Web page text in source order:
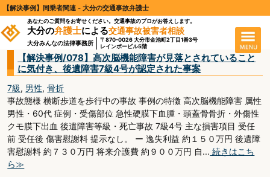
【解決事例】同乗者関連 - 大分の交通事故弁護士
あなたのご質問をお寄せください。交通事故のプロがお答えします。
大分の弁護士による交通事故被害者相談
大分みんなの法律事務所
〒870-0026 大分市金池町2丁目1番3号
レインボービル5階
男性
2024年02月04日
【解決事例/078】高次脳機能障害が見落とされていること
に気付き、後遺障害7級4号が認定された事案
7級, 男性,骨折
事故態様 横断歩道を歩行中の事故 事例の特徴 高次脳機能障害 属性
男性・60代 症例・受傷部位 急性硬膜下血腫・頭蓋骨骨折・外傷性
クモ膜下出血 後遺障害等級・死亡事故 7級4号 主な損害項目 受任
前 受任後 傷害慰謝料 提示なし。 ー 逸失利益 約１５０万円 後遺障
害慰謝料 約７３０万円 将来介護費 約９００万円 自... 続きはこち
ら≫